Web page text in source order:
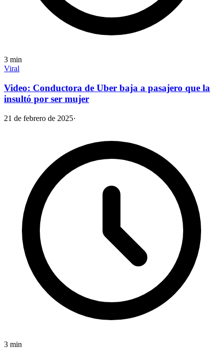
3 min
Viral
Video: Conductora de Uber baja a pasajero que la
insultó por ser mujer
21 de febrero de 2025·
3 min